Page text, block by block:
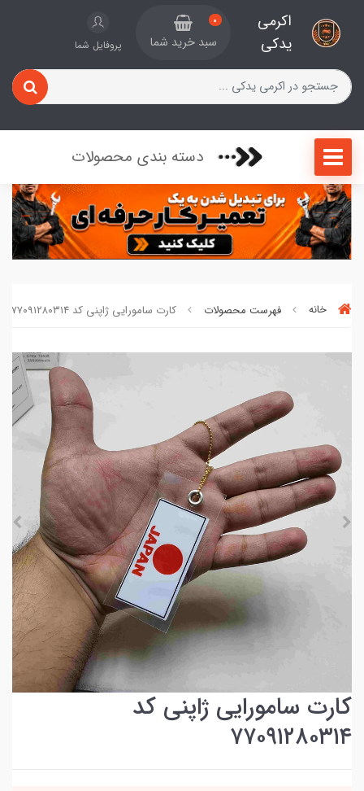
اکرمی
یدکی
0
سبد خرید شما پروفایل شما
دسته بندی محصولات
خانه فهرست محصولات کارت سامورایی ژاپنی کد ۷۷۰۹۱۲۸۰۳۱۴
کارت سامورایی ژاپنی کد
۷۷۰۹۱۲۸۰۳۱۴